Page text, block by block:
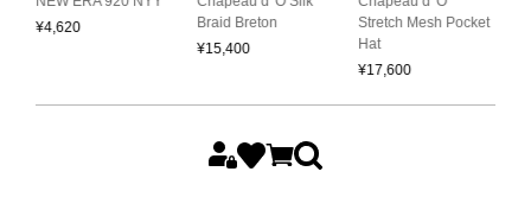
¥4,620
Braid Breton
¥15,400
Stretch Mesh Pocket
Hat
¥17,600